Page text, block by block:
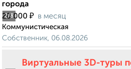
2/8
города
20 000 ₽ в месяц
Коммунистическая
Собственник, 06.08.2026
Виртуальные 3D-туры